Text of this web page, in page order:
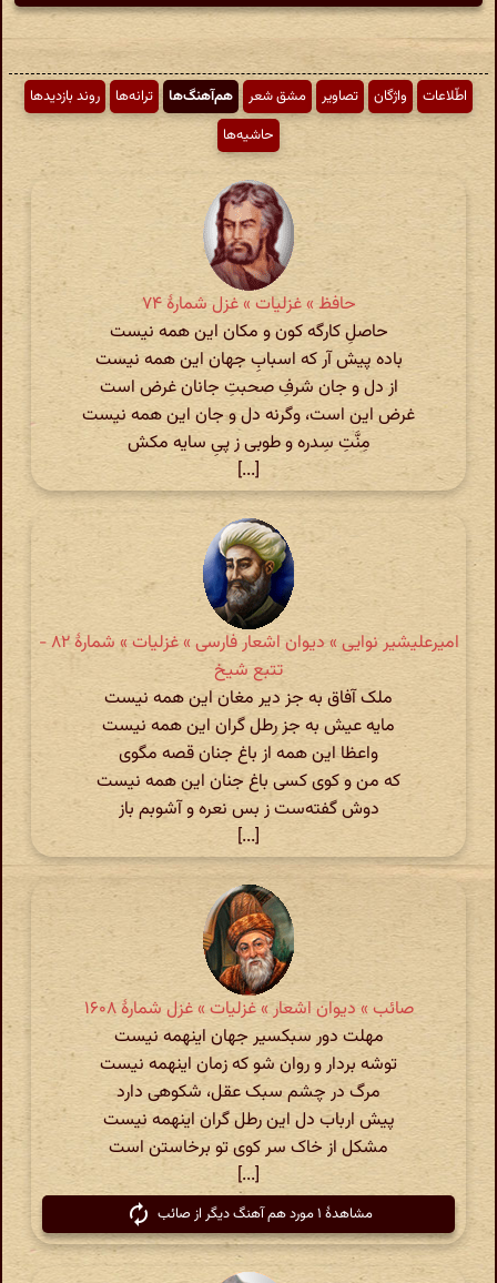
اطّلاعات واژگان تصاویر مشق شعر هم‌آهنگ‌ها ترانه‌ها
روند بازدیدها
حاشیه‌ها
حافظ » غزلیات » غزل شمارهٔ ۷۴
حاصلِ کارگه کون و مکان این همه نیست
باده پیش آر که اسبابِ جهان این همه نیست
از دل و جان شرفِ صحبتِ جانان غرض است
غرض این است، وگرنه دل و جان این همه نیست
مِنَّتِ سِدره و طوبی ز پیِ سایه مکش
[...]
امیرعلیشیر نوایی » دیوان اشعار فارسی » غزلیات » شمارهٔ ۸۲ -
تتبع شیخ
ملک آفاق به جز دیر مغان این همه نیست
مایه عیش به جز رطل گران این همه نیست
واعظا این همه از باغ جنان قصه مگوی
که من و کوی کسی باغ جنان این همه نیست
دوش گفته‌ست ز بس نعره و آشوبم باز
[...]
صائب » دیوان اشعار » غزلیات » غزل شمارهٔ ۱۶۰۸
مهلت دور سبکسیر جهان اینهمه نیست
توشه بردار و روان شو که زمان اینهمه نیست
مرگ در چشم سبک عقل، شکوهی دارد
پیش ارباب دل این رطل گران اینهمه نیست
مشکل از خاک سر کوی تو برخاستن است
[...]
مشاهدهٔ ۱ مورد هم آهنگ دیگر از صائب